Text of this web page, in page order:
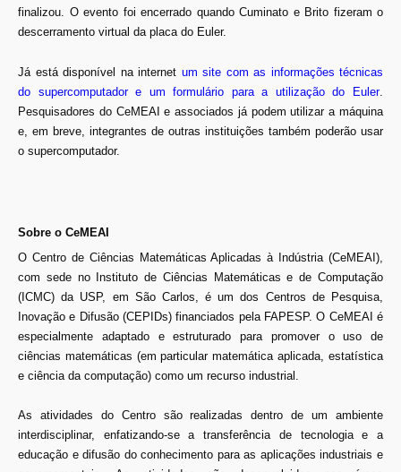
finalizou. O evento foi encerrado quando Cuminato e Brito fizeram o
descerramento virtual da placa do Euler.
Já está disponível na internet um site com as informações técnicas
do supercomputador e um formulário para a utilização do Euler.
Pesquisadores do CeMEAI e associados já podem utilizar a máquina
e, em breve, integrantes de outras instituições também poderão usar
o supercomputador.
Sobre o CeMEAI
O Centro de Ciências Matemáticas Aplicadas à Indústria (CeMEAI),
com sede no Instituto de Ciências Matemáticas e de Computação
(ICMC) da USP, em São Carlos, é um dos Centros de Pesquisa,
Inovação e Difusão (CEPIDs) financiados pela FAPESP. O CeMEAI é
especialmente adaptado e estruturado para promover o uso de
ciências matemáticas (em particular matemática aplicada, estatística
e ciência da computação) como um recurso industrial.
As atividades do Centro são realizadas dentro de um ambiente
interdisciplinar, enfatizando-se a transferência de tecnologia e a
educação e difusão do conhecimento para as aplicações industriais e